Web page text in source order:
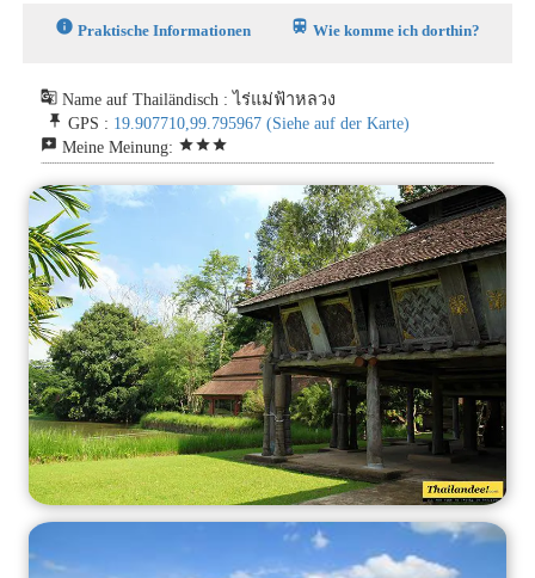
info Praktische Informationen train Wie komme ich dorthin?
g_translate Name auf Thailändisch : ไร่แม่ฟ้าหลวง
push_pin GPS : 19.907710,99.795967 (Siehe auf der Karte)
reviews Meine Meinung: starstarstar